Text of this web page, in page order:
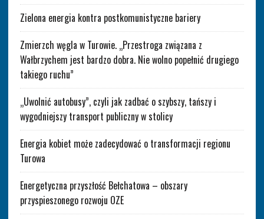
Zielona energia kontra postkomunistyczne bariery
Zmierzch węgla w Turowie. „Przestroga związana z
Wałbrzychem jest bardzo dobra. Nie wolno popełnić drugiego
takiego ruchu”
„Uwolnić autobusy”, czyli jak zadbać o szybszy, tańszy i
wygodniejszy transport publiczny w stolicy
Energia kobiet może zadecydować o transformacji regionu
Turowa
Energetyczna przyszłość Bełchatowa – obszary
przyspieszonego rozwoju OZE